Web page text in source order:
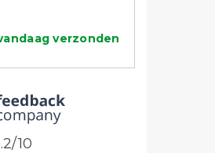
verzonden
10